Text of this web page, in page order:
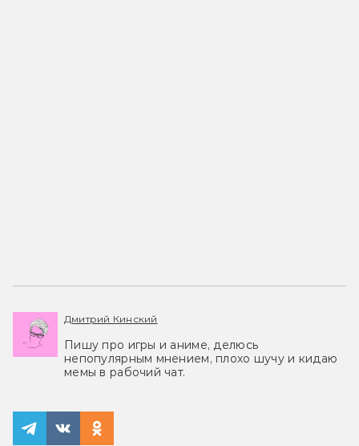
Дмитрий Кинский
Пишу про игры и аниме, делюсь
непопулярным мнением, плохо шучу и кидаю
мемы в рабочий чат.